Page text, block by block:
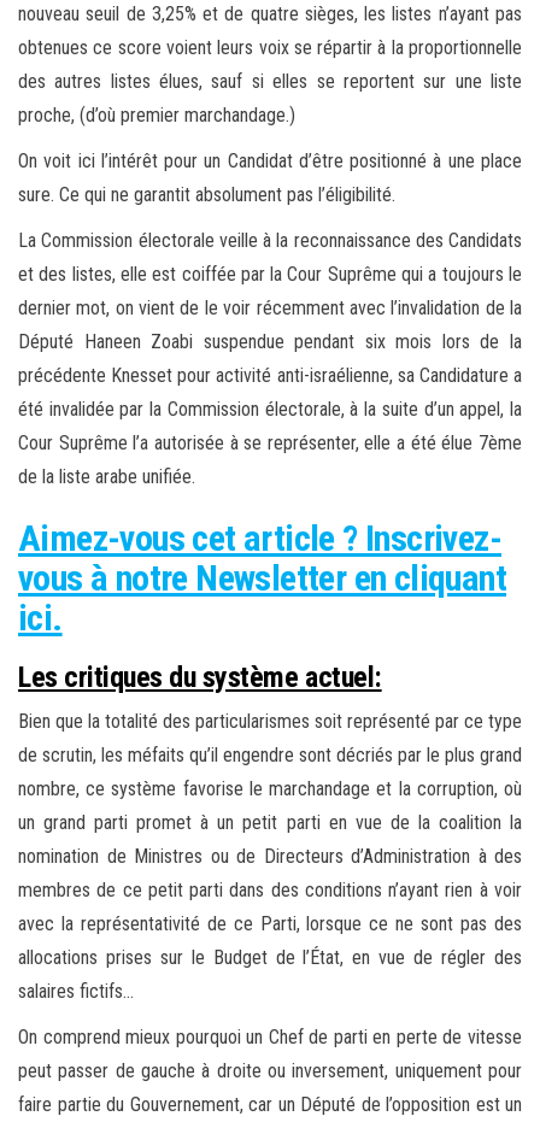
nouveau seuil de 3,25% et de quatre sièges, les listes n’ayant pas
obtenues ce score voient leurs voix se répartir à la proportionnelle
des autres listes élues, sauf si elles se reportent sur une liste
proche, (d’où premier marchandage.)
On voit ici l’intérêt pour un Candidat d’être positionné à une place
sure. Ce qui ne garantit absolument pas l’éligibilité.
La Commission électorale veille à la reconnaissance des Candidats
et des listes, elle est coiffée par la Cour Suprême qui a toujours le
dernier mot, on vient de le voir récemment avec l’invalidation de la
Député Haneen Zoabi suspendue pendant six mois lors de la
précédente Knesset pour activité anti-israélienne, sa Candidature a
été invalidée par la Commission électorale, à la suite d’un appel, la
Cour Suprême l’a autorisée à se représenter, elle a été élue 7ème
de la liste arabe unifiée.
Aimez-vous cet article ? Inscrivez-
vous à notre Newsletter en cliquant
ici.
Les critiques du système actuel:
Bien que la totalité des particularismes soit représenté par ce type
de scrutin, les méfaits qu’il engendre sont décriés par le plus grand
nombre, ce système favorise le marchandage et la corruption, où
un grand parti promet à un petit parti en vue de la coalition la
nomination de Ministres ou de Directeurs d’Administration à des
membres de ce petit parti dans des conditions n’ayant rien à voir
avec la représentativité de ce Parti, lorsque ce ne sont pas des
allocations prises sur le Budget de l’État, en vue de régler des
salaires fictifs…
On comprend mieux pourquoi un Chef de parti en perte de vitesse
peut passer de gauche à droite ou inversement, uniquement pour
faire partie du Gouvernement, car un Député de l’opposition est un